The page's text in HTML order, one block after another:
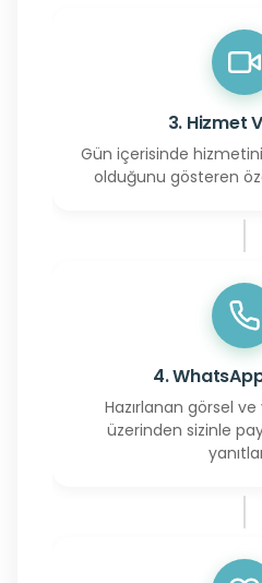
3. Hizmet
Gün içerisinde
olduğunu gösteren
4.
Hazırlanan görsel
üzerinden sizinle